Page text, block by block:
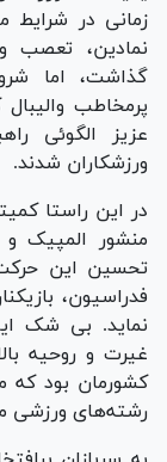
زمانی در شرایط
نمادین، تعصب
گذاشت، اما
پرمخاطب
عزیز الگوئی
ورزشکاران شدند.
در این راستا
منشور المپیک
تحسین این حرکت
فدراسیون،
نماید. بی شک
غیرت و روحیه
کشورمان بود که
رشته‌های ورزشی